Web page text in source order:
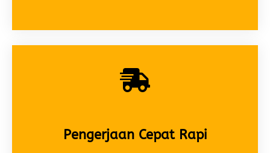
Pengerjaan Cepat Rapi